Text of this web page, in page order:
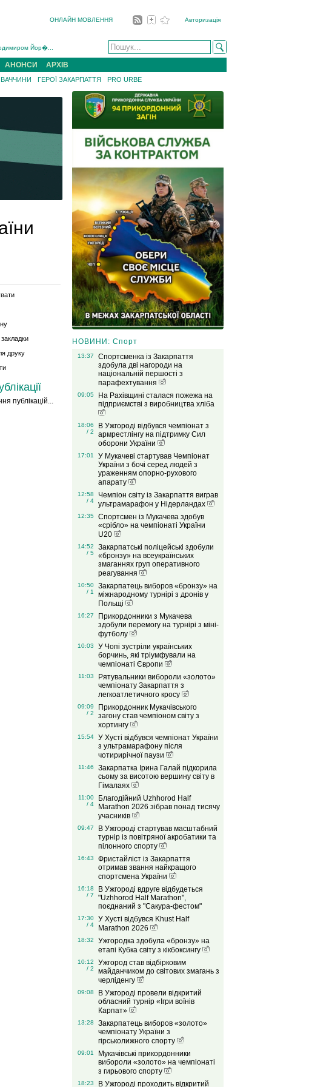
ОНЛАЙН МОВЛЕННЯ Авторизація
Йор�...
два роки �...
(ФОТО)[/gree...
(ФОТО)...
АНОНСИ АРХІВ
ГЕРОЇ ЗАКАРПАТТЯ PRO URBE
друку
публікацій...
НОВИНИ: Спорт
13:37
Спортсменка із Закарпаття
здобула дві нагороди на
національній першості з
парафехтування
09:05
На Рахівщині сталася пожежа на
підприємстві з виробництва хліба
18:06
/ 2
В Ужгороді відбувся чемпіонат з
армрестлінгу на підтримку Сил
оборони України
17:01
У Мукачеві стартував Чемпіонат
України з бочі серед людей з
ураженням опорно-рухового
апарату
12:58
/ 4
Чемпіон світу із Закарпаття виграв
ультрамарафон у Нідерландах
12:35
Спортсмен із Мукачева здобув
«срібло» на чемпіонаті України
U20
14:52
/ 5
Закарпатські поліцейські здобули
«бронзу» на всеукраїнських
змаганнях груп оперативного
реагування
10:50
/ 1
Закарпатець виборов «бронзу» на
міжнародному турнірі з дронів у
Польщі
16:27
Прикордонники з Мукачева
здобули перемогу на турнірі з міні-
футболу
10:03
У Чопі зустріли українських
борчинь, які тріумфували на
чемпіонаті Європи
11:03
Рятувальники вибороли «золото»
чемпіонату Закарпаття з
легкоатлетичного кросу
09:09
/ 2
Прикордонник Мукачівського
загону став чемпіоном світу з
хортингу
15:54
У Хусті відбувся чемпіонат України
з ультрамарафону після
чотирирічної паузи
11:46
Закарпатка Ірина Галай підкорила
сьому за висотою вершину світу в
Гімалаях
11:00
/ 4
Благодійний Uzhhorod Half
Marathon 2026 зібрав понад тисячу
учасників
09:47
В Ужгороді стартував масштабний
турнір із повітряної акробатики та
пілонного спорту
16:43
Фристайліст із Закарпаття
отримав звання найкращого
спортсмена України
16:18
/ 7
В Ужгороді вдруге відбудеться
"Uzhhorod Half Marathon",
поєднаний з "Сакура-фестом"
17:30
/ 4
У Хусті відбувся Khust Half
Marathon 2026
18:32
Ужгородка здобула «бронзу» на
етапі Кубка світу з кікбоксингу
10:12
/ 2
Ужгород став відбірковим
майданчиком до світових змагань з
черліденгу
09:08
В Ужгороді провели відкритий
обласний турнір «Ігри воїнів
Карпат»
13:28
Закарпатець виборов «золото»
чемпіонату України з
гірськолижного спорту
09:01
Мукачівські прикордонники
вибороли «золото» на чемпіонаті
з гирьового спорту
18:23
В Ужгороді проходить відкритий